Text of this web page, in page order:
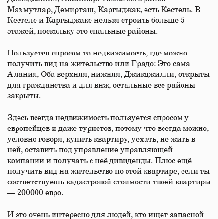
Махмутлар, Демирташ, Каргыджак, есть Кестель. В
Кестеле и Каргыджаке нельзя строить больше 5
этажей, поскольку это спальные районы.
Пользуется спросом та недвижимость, где можно
получить вид на жительство или Градо: Это сама
Алания, Оба верхняя, нижняя, Джикджилли, открыты
для гражданства и для внж, остальные все районы
закрыты.
Здесь всегда недвижимость пользуется спросом у
европейцев и даже туристов, потому что всегда можно,
условно говоря, купить квартиру, уехать, не жить в
ней, оставить под управление управляющей
компании и получать с неё дивиденды. Плюс ещё
получить вид на жительство по этой квартире, если ты
соответствуешь кадастровой стоимости твоей квартиры
— 200000 евро.
И это очень интересно для людей, кто ищет запасной